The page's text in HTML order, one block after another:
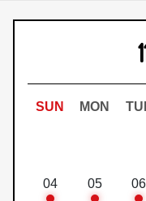
SUN MON
04 05 06